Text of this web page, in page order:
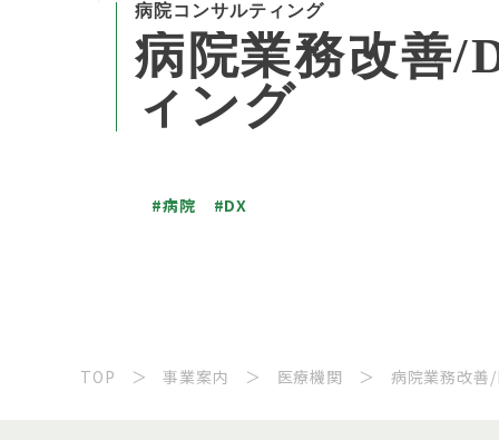
病院コンサルティング
病 院業務改善/
ィ ング
#病院 #DX
TOP 事業案内 医療機関 病院業務改善/